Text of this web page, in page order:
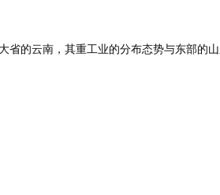
的云南，其重工业的分布态势与东部的